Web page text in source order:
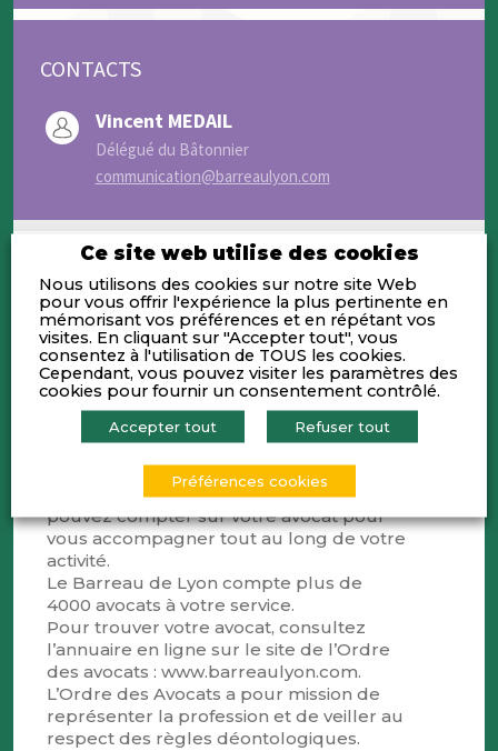
CONTACTS
Vincent MEDAIL
Délégué du Bâtonnier
communication@barreaulyon.com
Activités
L’avocat est le spécialiste du droit : il est
votre premier conseil et votre premier
défenseur. Que vous soyez travailleur
indépendant, profession libérale,
représentant d’association, porteur de
projet ou dirigeant d’entreprise, vous
pouvez compter sur votre avocat pour
vous accompagner tout au long de votre
activité.
Le Barreau de Lyon compte plus de
4000 avocats à votre service.
Pour trouver votre avocat, consultez
l’annuaire en ligne sur le site de l’Ordre
des avocats : www.barreaulyon.com.
L’Ordre des Avocats a pour mission de
représenter la profession et de veiller au
respect des règles déontologiques.
Ce site web utilise des cookies
Nous utilisons des cookies sur notre site Web
pour vous offrir l'expérience la plus pertinente en
mémorisant vos préférences et en répétant vos
visites. En cliquant sur "Accepter tout", vous
consentez à l'utilisation de TOUS les cookies.
Cependant, vous pouvez visiter les paramètres des
cookies pour fournir un consentement contrôlé.
Accepter tout Refuser tout
Préférences cookies